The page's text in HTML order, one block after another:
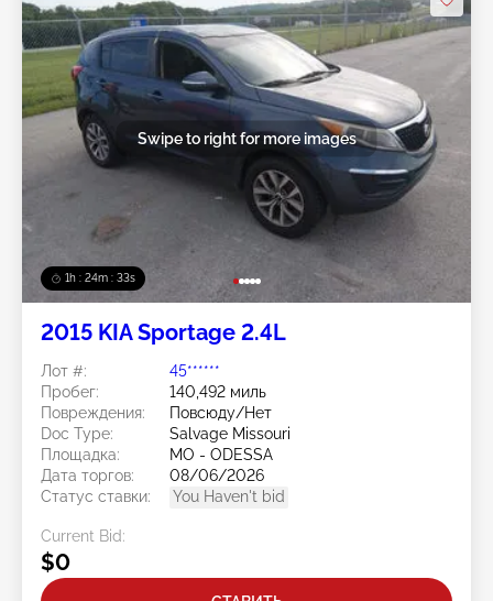
1h : 24m : 30s
Swipe to right for more images
2015 KIA Sportage 2.4L
Лот #:
45******
Пробег:
140,492 миль
Повреждения:
Повсюду/Нет
Doc Type:
Salvage Missouri
Площадка:
MO - ODESSA
Дата торгов:
08/06/2026
Статус ставки:
You Haven't bid
Current Bid:
$0